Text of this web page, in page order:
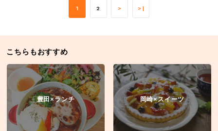
1 2 ＞ ＞|
こちらもおすすめ
豊田×ランチ 岡崎×スイーツ